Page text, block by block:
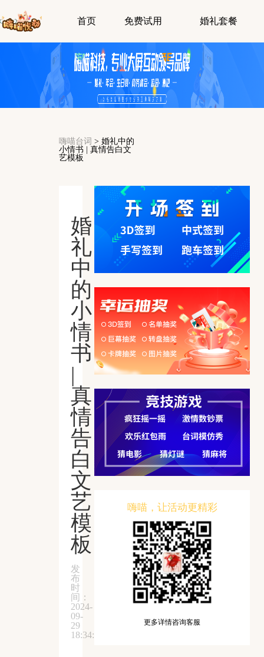
首页 免费试用 婚礼套餐
嗨喵台词 > 婚礼中的
小情书 | 真情告白文
艺模板
婚
礼
中
的
小
情
书
|
真
情
告
白
文
艺
模
板
发
布
时
间：
2024-
09-
29
18:34:57
嗨喵，让活动更精彩
更多详情咨询客服